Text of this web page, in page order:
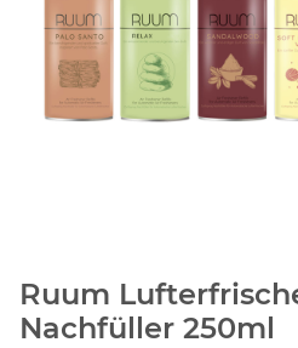
Ruum
Nachfüller 250ml